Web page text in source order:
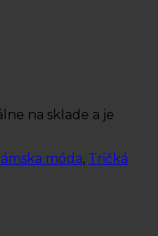
na sklade a je
móda, Tričká